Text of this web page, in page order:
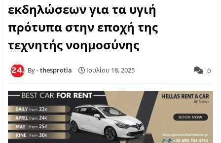
εκδηλώσεων για τα υγιή
πρότυπα στην εποχή της
τεχνητής νοημοσύνης
thesprotia Ιουλίου 18, 2025 0